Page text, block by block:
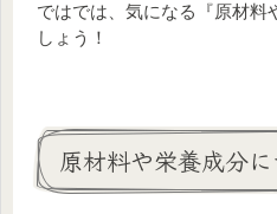
ではでは、気になる『原材料
しょう！
原材料や栄養成分